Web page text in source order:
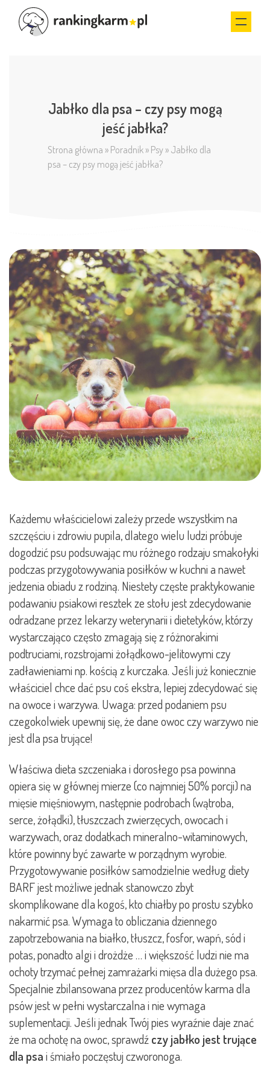
Jabłko dla psa – czy psy mogą
jeść jabłka?
Strona główna » Poradnik » Psy » Jabłko dla
psa – czy psy mogą jeść jabłka?
Każdemu właścicielowi zależy przede wszystkim na
szczęściu i zdrowiu pupila, dlatego wielu ludzi próbuje
dogodzić psu podsuwając mu różnego rodzaju smakołyki
podczas przygotowywania posiłków w kuchni a nawet
jedzenia obiadu z rodziną. Niestety częste praktykowanie
podawaniu psiakowi resztek ze stołu jest zdecydowanie
odradzane przez lekarzy weterynarii i dietetyków, którzy
wystarczająco często zmagają się z różnorakimi
podtruciami, rozstrojami żołądkowo-jelitowymi czy
zadławieniami np. kością z kurczaka. Jeśli już koniecznie
właściciel chce dać psu coś ekstra, lepiej zdecydować się
na owoce i warzywa. Uwaga: przed podaniem psu
czegokolwiek upewnij się, że dane owoc czy warzywo nie
jest dla psa trujące!
Właściwa dieta szczeniaka i dorosłego psa powinna
opiera się w głównej mierze (co najmniej 50% porcji) na
mięsie mięśniowym, następnie podrobach (wątroba,
serce, żołądki), tłuszczach zwierzęcych, owocach i
warzywach, oraz dodatkach mineralno-witaminowych,
które powinny być zawarte w porządnym wyrobie.
Przygotowywanie posiłków samodzielnie według diety
BARF jest możliwe jednak stanowczo zbyt
skomplikowane dla kogoś, kto chiałby po prostu szybko
nakarmić psa. Wymaga to obliczania dziennego
zapotrzebowania na białko, tłuszcz, fosfor, wapń, sód i
potas, ponadto algi i drożdże … i większość ludzi nie ma
ochoty trzymać pełnej zamrażarki mięsa dla dużego psa.
Specjalnie zbilansowana przez producentów karma dla
psów jest w pełni wystarczalna i nie wymaga
suplementacji. Jeśli jednak Twój pies wyraźnie daje znać
że ma ochotę na owoc, sprawdźczy jabłko jest trujące
dla psai śmiało poczęstuj czworonoga.